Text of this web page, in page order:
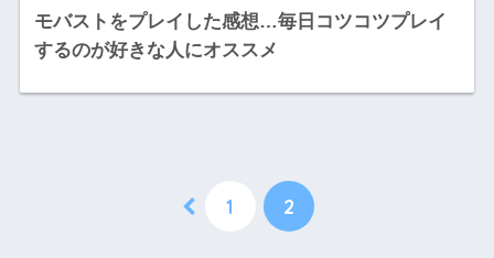
モバストをプレイした感想…毎日コツコツプレイ
するのが好きな人にオススメ
1 2